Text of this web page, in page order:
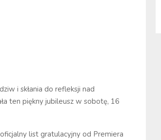
i skłania do refleksji nad
ten piękny jubileusz w sobotę, 16
list gratulacyjny od Premiera